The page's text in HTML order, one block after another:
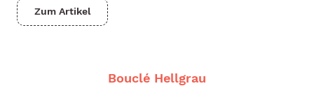
Zum Artikel
Bouclé Hellgrau